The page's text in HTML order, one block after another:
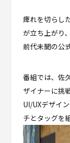
痺れを切らし
が立ち上がり、
前代未聞の公
番組では、佐
ザイナーに挑
UI/UXデザイ
チとタッグを